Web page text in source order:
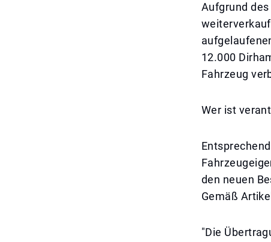
Aufgrund
12.000
Fahrzeug
Wer ist
den neuen
Gemäß
"Die